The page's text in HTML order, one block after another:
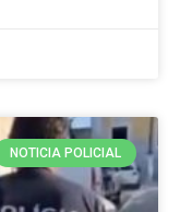
NOTICIA POLICIAL